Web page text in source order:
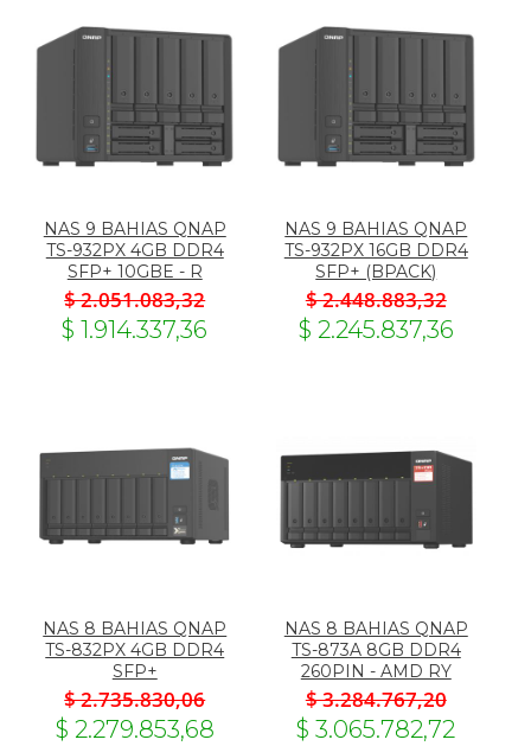
NAS 9 BAHIAS QNAP
TS-932PX 4GB DDR4
SFP+ 10GBE - R
$ 2.051.083,32
$ 1.914.337,36
NAS 9 BAHIAS QNAP
TS-932PX 16GB DDR4
SFP+ (BPACK)
$ 2.448.883,32
$ 2.245.837,36
NAS 8 BAHIAS QNAP
TS-832PX 4GB DDR4
SFP+
$ 2.735.830,06
$ 2.279.853,68
NAS 8 BAHIAS QNAP
TS-873A 8GB DDR4
260PIN - AMD RY
$ 3.284.767,20
$ 3.065.782,72